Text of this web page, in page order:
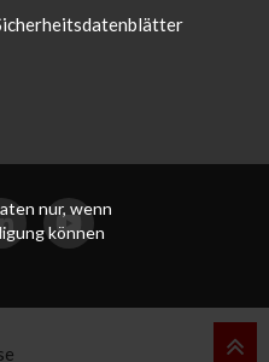
nur, wenn
können